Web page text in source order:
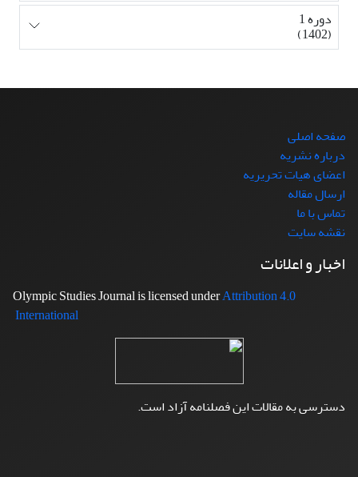
دوره 1
(1402)
صفحه اصلی
درباره نشریه
اعضای هیات تحریریه
ارسال مقاله
تماس با ما
نقشه سایت
اخبار و اعلانات
Attribution 4.0
International
دسترسی به مقالات این فصلنامه آزاد است.